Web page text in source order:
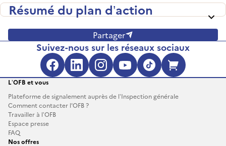
Résumé du plan d’action
Partager
Suivez-nous sur les réseaux sociaux
Facebook (s'ouvre dans une
LinkedIn (s'ouvre dans
Instagram (s'ouvre
YouTube
TikTok
L’OFB et vous
Plateforme de signalement auprès de l’Inspection générale
Comment contacter l'OFB ?
Travailler à l’OFB
Espace presse
FAQ
Nos offres